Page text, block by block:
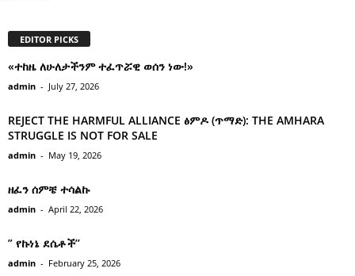
EDITOR PICKS
«ተከዜ ለሁለታችንም ተፈጥሯዊ ወሰን ነው!»
admin - July 27, 2026
REJECT THE HARMFUL ALLIANCE ፅምዶ (ጥማድ): THE AMHARA
STRUGGLE IS NOT FOR SALE
admin - May 19, 2026
ዘፈን ሰምቼ ተሳልኩ
admin - April 22, 2026
” የኩነኔ ደሴቶች’’
admin - February 25, 2026